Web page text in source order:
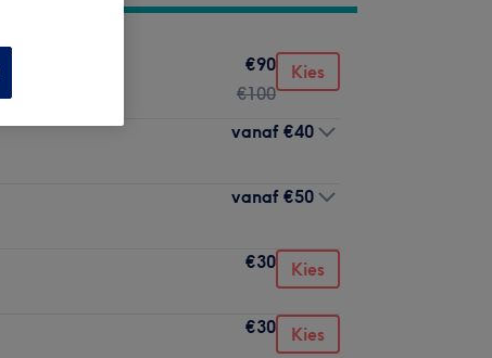
€90
€100
Kies
vanaf €40
vanaf €50
€30 Kies
€30 Kies